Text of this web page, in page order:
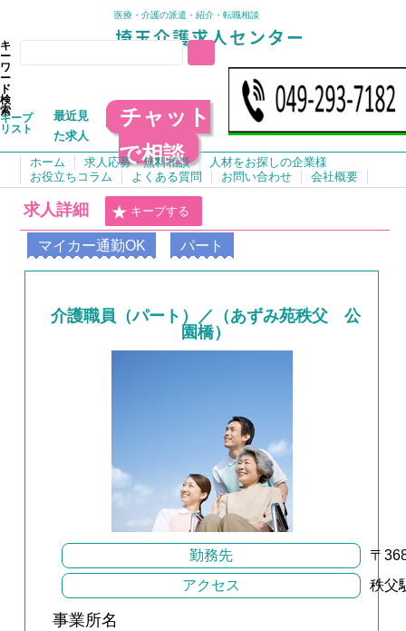
医療・介護の派遣・紹介・転職相談
キ
ー
ワ
ー
ド
検
索
キープ
リスト
最近見
た求人
チャット
で相談
ホーム 求人応募・無料相談
人材をお探しの企業様
お役立ちコラム
よくある質問 お問い合わせ 会社概要
求人詳細 キープする
マイカー通勤OK パート
介護職員（パート）／（あずみ苑秩父 公
園橋）
勤務先
〒
アクセス
秩父
事業所名